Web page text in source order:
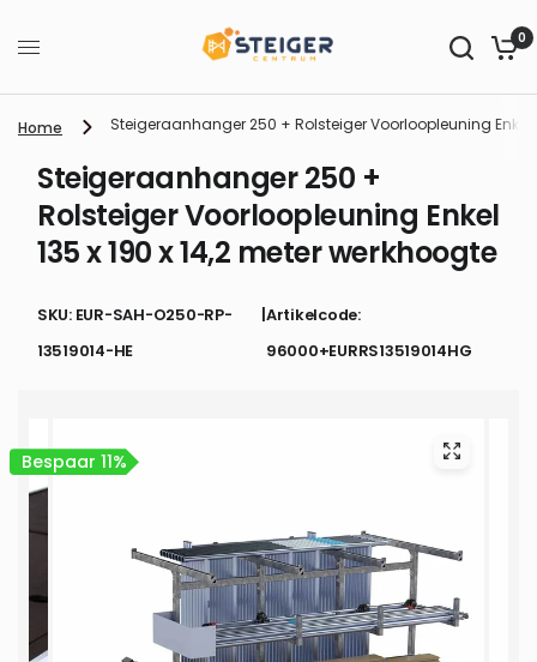
0
Home Steigeraanhanger 250 + Rolsteiger Voorloopleuning Enkel
Steigeraanhanger 250 +
Rolsteiger Voorloopleuning Enkel
135 x 190 x 14,2 meter werkhoogte
SKU: EUR-SAH-O250-RP-
13519014-HE
Artikelcode:
96000+EURRS13519014HG
Bespaar 11%